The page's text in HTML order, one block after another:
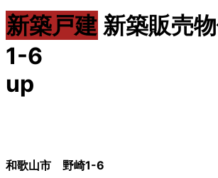
新築戸建 新築販売
1-6
up
和歌山市 野崎1-6